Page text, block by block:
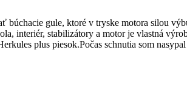
gule, ktoré v tryske motora silou
interiér, stabilizátory a motor je vlastná
plus piesok.Počas schnutia som